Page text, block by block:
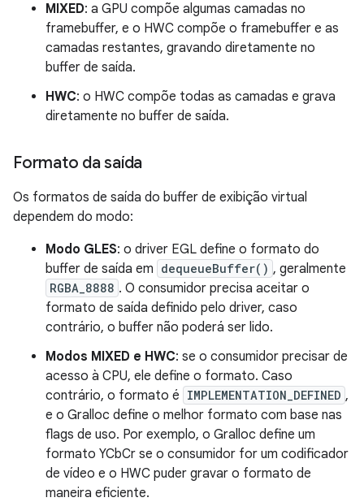
MIXED: a GPU compõe algumas camadas no
framebuffer, e o HWC compõe o framebuffer e as
camadas restantes, gravando diretamente no
buffer de saída.
HWC: o HWC compõe todas as camadas e grava
diretamente no buffer de saída.
Formato da saída
Os formatos de saída do buffer de exibição virtual
dependem do modo:
Modo GLES: o driver EGL define o formato do
buffer de saída em dequeueBuffer() , geralmente
RGBA_8888 . O consumidor precisa aceitar o
formato de saída definido pelo driver, caso
contrário, o buffer não poderá ser lido.
Modos MIXED e HWC: se o consumidor precisar de
acesso à CPU, ele define o formato. Caso
contrário, o formato é IMPLEMENTATION_DEFINED ,
e o Gralloc define o melhor formato com base nas
flags de uso. Por exemplo, o Gralloc define um
formato YCbCr se o consumidor for um codificador
de vídeo e o HWC puder gravar o formato de
maneira eficiente.